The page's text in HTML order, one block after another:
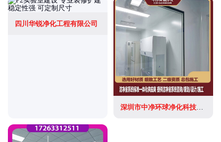
四川华锐净化工程有限公司
深圳市中净环球净化科技有限公司